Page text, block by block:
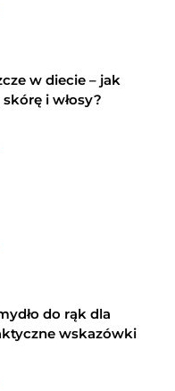
w diecie – jak
i włosy?
do rąk dla
wskazówki